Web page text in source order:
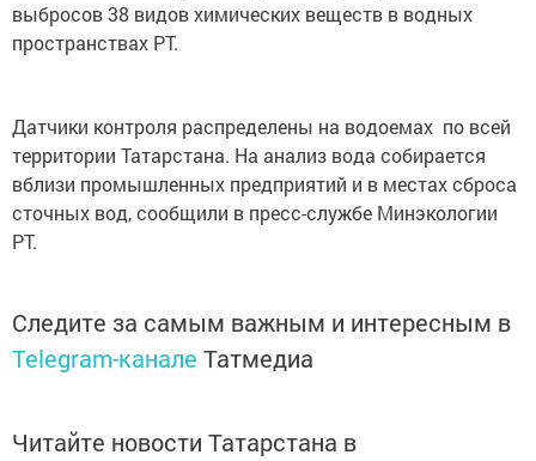
выбросов 38 видов химических веществ в водных
пространствах РТ.
Датчики контроля распределены на водоемах по всей
территории Татарстана. На анализ вода собирается
вблизи промышленных предприятий и в местах сброса
сточных вод, сообщили в пресс-службе Минэкологии
РТ.
Следите за самым важным и интересным в
Telegram-канале Татмедиа
Читайте новости Татарстана в